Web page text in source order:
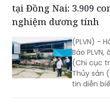
tại Đồng Nai: 3.909
nghiệm dương tính
(PLVN) -
Báo
(Chi cục
Thủy sản
tin diễn